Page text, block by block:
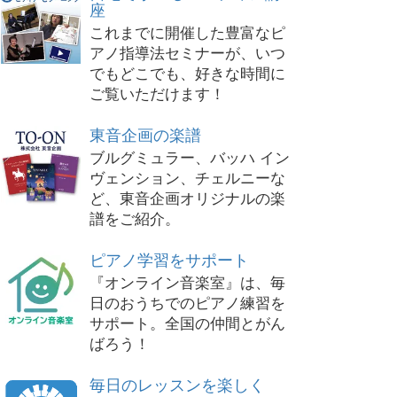
座
これまでに開催した豊富なピ
アノ指導法セミナーが、いつ
でもどこでも、好きな時間に
ご覧いただけます！
東音企画の楽譜
ブルグミュラー、バッハ イン
ヴェンション、チェルニーな
ど、東音企画オリジナルの楽
譜をご紹介。
ピアノ学習をサポート
『オンライン音楽室』は、毎
日のおうちでのピアノ練習を
サポート。全国の仲間とがん
ばろう！
毎日のレッスンを楽しく